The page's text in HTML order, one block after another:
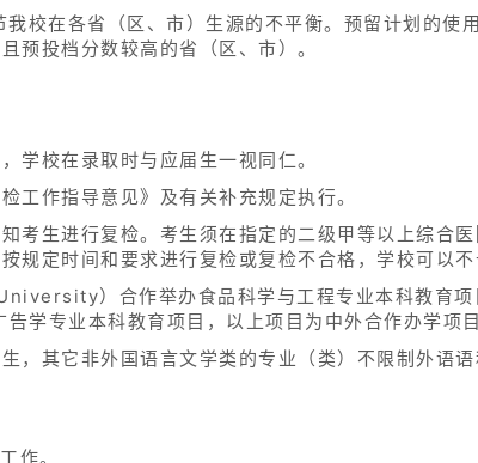
校在各省（区、市）生源的不平衡。预留计划的使
预投档分数较高的省（区、市）。
学校在录取时与应届生一视同仁。
工作指导意见》及有关补充规定执行。
考生进行复检。考生须在指定的二级甲等以上综合
定时间和要求进行复检或复检不合格，学校可以不
）合作举办食品科学与工程专业本科教育项
专业本科教育项目，以上项目为中外合作办学项目
，其它非外国语言文学类的专业（类）不限制外语
作。